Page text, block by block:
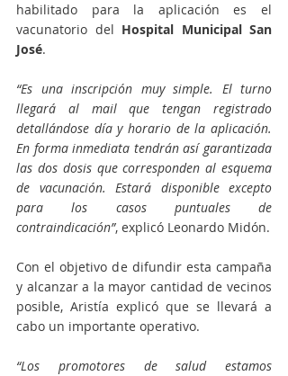
habilitado para la aplicación es el
vacunatorio del Hospital Municipal San
José.
“Es una inscripción muy simple. El turno
llegará al mail que tengan registrado
detallándose día y horario de la aplicación.
En forma inmediata tendrán así garantizada
las dos dosis que corresponden al esquema
de vacunación. Estará disponible excepto
para los casos puntuales de
contraindicación”, explicó Leonardo Midón.
Con el objetivo de difundir esta campaña
y alcanzar a la mayor cantidad de vecinos
posible, Aristía explicó que se llevará a
cabo un importante operativo.
“Los promotores de salud estamos